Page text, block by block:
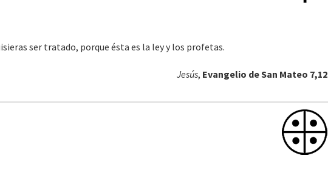
ser tratado, porque ésta es la ley y los profetas.
Jesús, Evangelio de San Mateo 7,12